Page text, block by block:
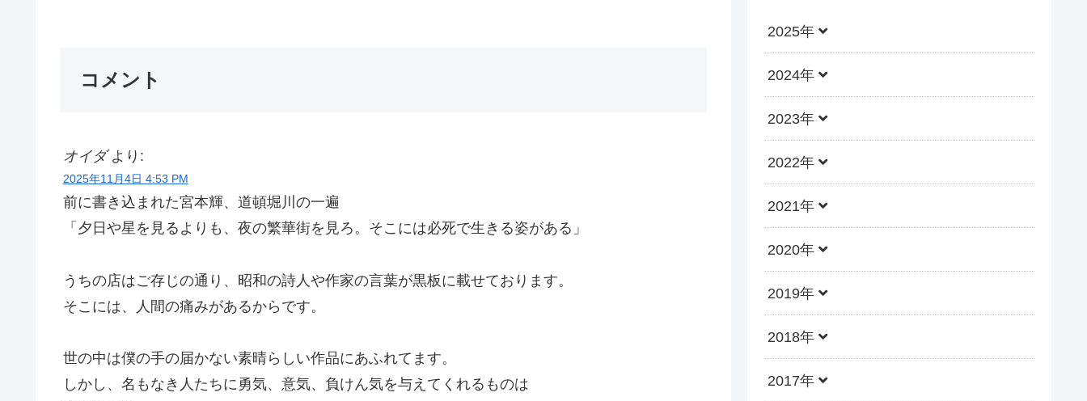
コメント
オイダ より:
2025年11月4日 4:53 PM
前に書き込まれた宮本輝、道頓堀川の一遍
「夕日や星を見るよりも、夜の繁華街を見ろ。そこには必死で生きる姿がある」
うちの店はご存じの通り、昭和の詩人や作家の言葉が黒板に載せております。
そこには、人間の痛みがあるからです。
世の中は僕の手の届かない素晴らしい作品にあふれてます。
しかし、名もなき人たちに勇気、意気、負けん気を与えてくれるものは
2025年
2024年
2023年
2022年
2021年
2020年
2019年
2018年
2017年